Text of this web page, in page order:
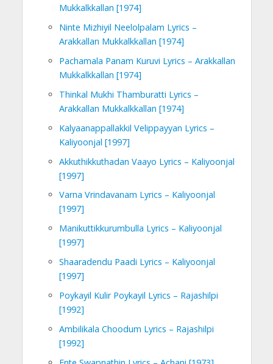
Mukkalkkallan [1974]
Ninte Mizhiyil Neelolpalam Lyrics –
Arakkallan Mukkalkkallan [1974]
Pachamala Panam Kuruvi Lyrics – Arakkallan
Mukkalkkallan [1974]
Thinkal Mukhi Thamburatti Lyrics –
Arakkallan Mukkalkkallan [1974]
Kalyaanappallakkil Velippayyan Lyrics –
Kaliyoonjal [1997]
Akkuthikkuthadan Vaayo Lyrics – Kaliyoonjal
[1997]
Varna Vrindavanam Lyrics – Kaliyoonjal
[1997]
Manikuttikkurumbulla Lyrics – Kaliyoonjal
[1997]
Shaaradendu Paadi Lyrics – Kaliyoonjal
[1997]
Poykayil Kulir Poykayil Lyrics – Rajashilpi
[1992]
Ambilikala Choodum Lyrics – Rajashilpi
[1992]